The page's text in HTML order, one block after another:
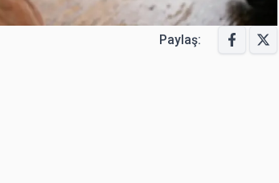
Paylaş: